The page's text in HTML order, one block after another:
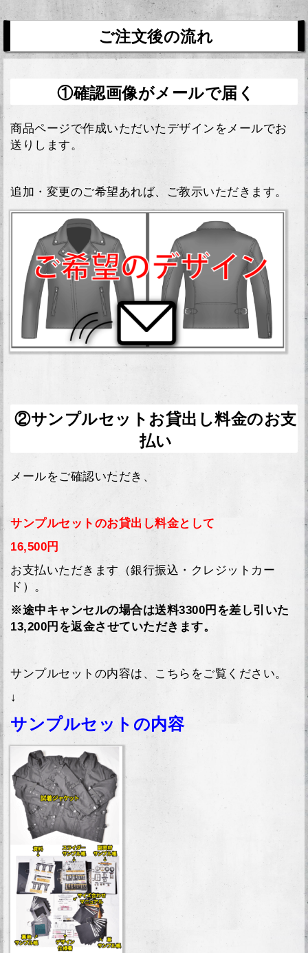
ご注文後の流れ
①確認画像がメールで届く
商品ページで作成いただいたデザインをメールでお
送りします。
追加・変更のご希望あれば、ご教示いただきます。
②サンプルセットお貸出し料金のお支
払い
メールをご確認いただき、
サンプルセットのお貸出し料金として
16,500円
お支払いただきます（銀行振込・クレジットカー
ド）。
※途中キャンセルの場合は送料3300円を差し引いた
13,200円を返金させていただきます。
サンプルセットの内容は、こちらをご覧ください。
↓
サンプルセットの内容